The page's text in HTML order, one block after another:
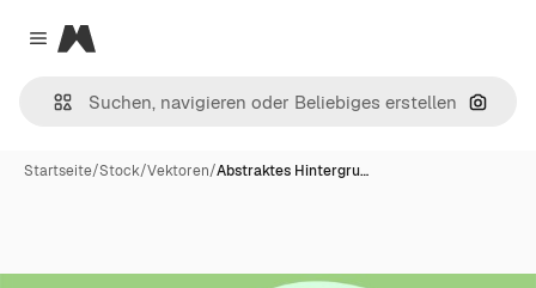
Close menu
Magnific
Nach
Startseite/Stock/Vektoren/Abstraktes Hintergru…